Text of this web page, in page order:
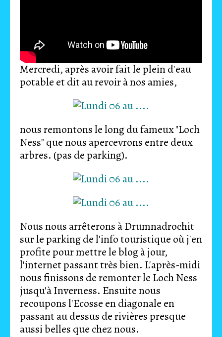
Mercredi, après avoir fait le plein d'eau
potable et dit au revoir à nos amies,
nous remontons le long du fameux "Loch
Ness" que nous apercevrons entre deux
arbres. (pas de parking).
Nous nous arrêterons à Drumnadrochit
sur le parking de l'info touristique où j'en
profite pour mettre le blog à jour,
l'internet passant très bien. L'après-midi
nous finissons de remonter le Loch Ness
jusqu'à Inverness. Ensuite nous
recoupons l'Ecosse en diagonale en
passant au dessus de rivières presque
aussi belles que chez nous.